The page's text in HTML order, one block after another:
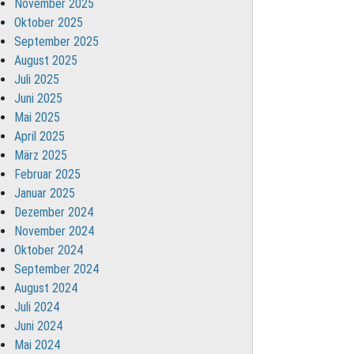
November 2025
Oktober 2025
September 2025
August 2025
Juli 2025
Juni 2025
Mai 2025
April 2025
März 2025
Februar 2025
Januar 2025
Dezember 2024
November 2024
Oktober 2024
September 2024
August 2024
Juli 2024
Juni 2024
Mai 2024